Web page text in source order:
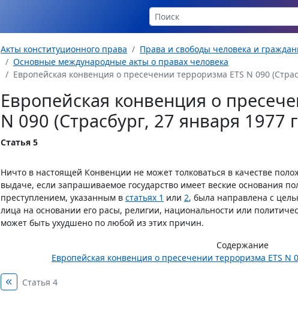
Акты конституционного права
Права и свободы человека и
Основные международные акты о правах человека
Европейская конвенция о пресечении терроризма ETS N 090
Европейская конвенция о
N 090 (Страсбург, 27 января 1977
Статья 5
Ничто в настоящей Конвенции не может толковаться в качестве
выдаче, если запрашиваемое государство имеет веские основания
преступлением, указанным в статьях 1 или 2, была направлена с
лица на основании его расы, религии, национальности или
может быть ухудшено по любой из этих причин.
Содержание
Европейская конвенция о пресечении терроризма ETS N
Статья 4